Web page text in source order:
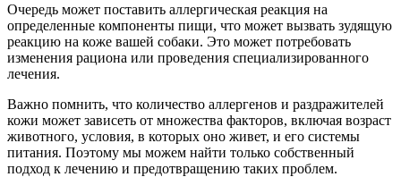
Очередь может поставить аллергическая реакция на
определенные компоненты пищи, что может вызвать зудящую
реакцию на коже вашей собаки. Это может потребовать
изменения рациона или проведения специализированного
лечения.
Важно помнить, что количество аллергенов и раздражителей
кожи может зависеть от множества факторов, включая возраст
животного, условия, в которых оно живет, и его системы
питания. Поэтому мы можем найти только собственный
подход к лечению и предотвращению таких проблем.